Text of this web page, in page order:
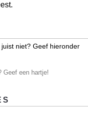
niet? Geef hieronder
Geef een hartje!